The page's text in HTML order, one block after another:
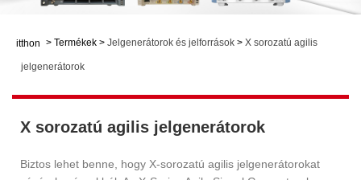
itthon > Termékek > Jelgenerátorok és jelforrások > X sorozatú agilis
jelgenerátorok
X sorozatú agilis jelgenerátorok
Biztos lehet benne, hogy X-sorozatú agilis jelgenerátorokat